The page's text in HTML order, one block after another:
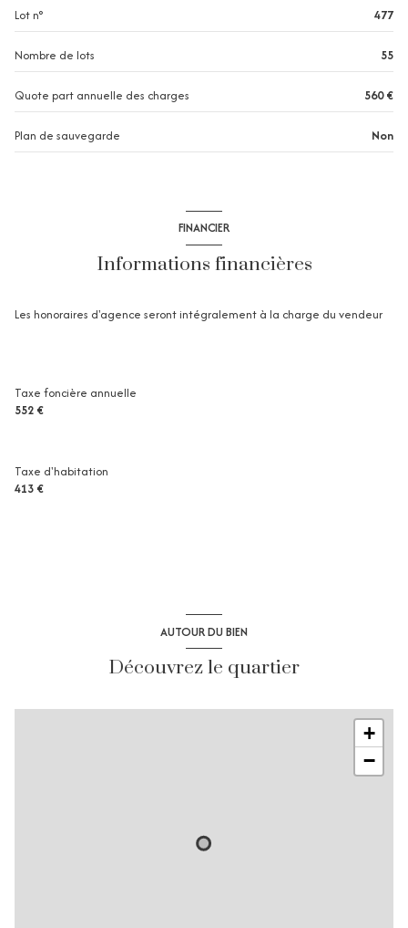
1er étage
3 étage(s)
Lot n° 477
Nombre de lots 55
Quote part annuelle des charges 560 €
Plan de sauvegarde Non
FINANCIER
Informations financières
Les honoraires d'agence seront intégralement à la charge du vendeur
Taxe foncière annuelle
552 €
Taxe d'habitation
413 €
AUTOUR DU BIEN
Découvrez le quartier
+
−